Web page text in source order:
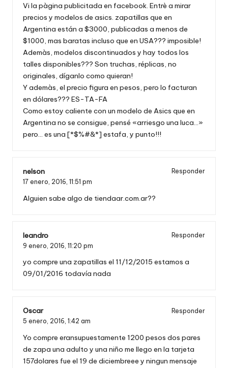
Vi la pàgina publicitada en facebook. Entrè a mirar
precios y modelos de asics. zapatillas que en
Argentina están a $3000, publicadas a menos de
$1000, mas baratas incluso que en USA??? imposible!
Ademàs, modelos discontinuados y hay todos los
talles disponibles??? Son truchas, réplicas, no
originales, díganlo como quieran!
Y ademàs, el precio figura en pesos, pero lo facturan
en dólares??? ES-TA-FA
Como estoy caliente con un modelo de Asics que en
Argentina no se consigue, pensé «arriesgo una luca…»
pero… es una [*$%#&*] estafa, y punto!!!
nelson
Responder
17 enero, 2016, 11:51 pm
Alguien sabe algo de tiendaar.com.ar??
leandro
Responder
9 enero, 2016, 11:20 pm
yo compre una zapatillas el 11/12/2015 estamos a
09/01/2016 todavía nada
Oscar
Responder
5 enero, 2016, 1:42 am
Yo compre eransupuestamente 1200 pesos dos pares
de zapa una adulto y una niño me llego en la tarjeta
157dolares fue el 19 de diciembreee y ningun mensaje